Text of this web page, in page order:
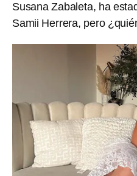
Susana Zabaleta, ha
Samii Herrera, pero